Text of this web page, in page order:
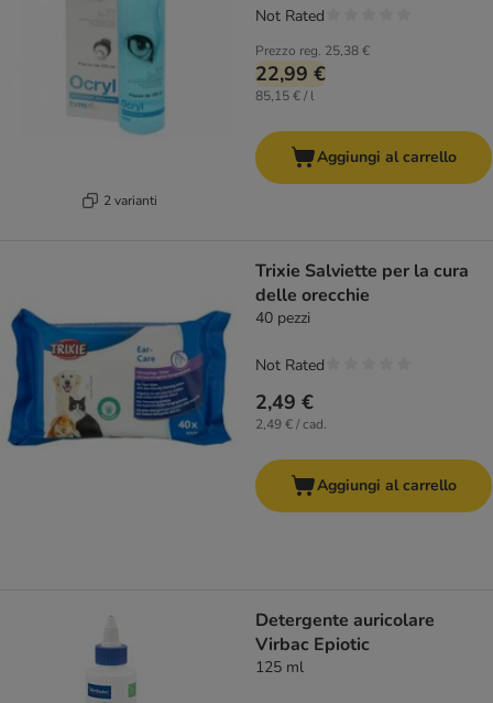
2 varianti
Prezzo reg. 25,38 €
22,99 €
85,15 € / l
Not Rated
Aggiungi al carrello
Trixie Salviette per la cura
delle orecchie
40 pezzi
2,49 €
2,49 € / cad.
Not Rated
Aggiungi al carrello
Detergente auricolare
Virbac Epiotic
125 ml